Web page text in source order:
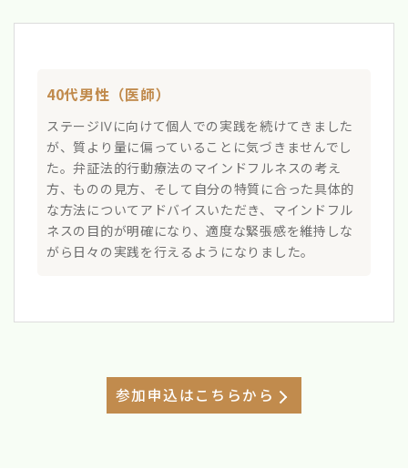
40代男性（医師）
ステージⅣに向けて個人での実践を続けてきました
が、質より量に偏っていることに気づきませんでし
た。弁証法的行動療法のマインドフルネスの考え
方、ものの見方、そして自分の特質に合った具体的
な方法についてアドバイスいただき、マインドフル
ネスの目的が明確になり、適度な緊張感を維持しな
がら日々の実践を行えるようになりました。
参加申込はこちらから